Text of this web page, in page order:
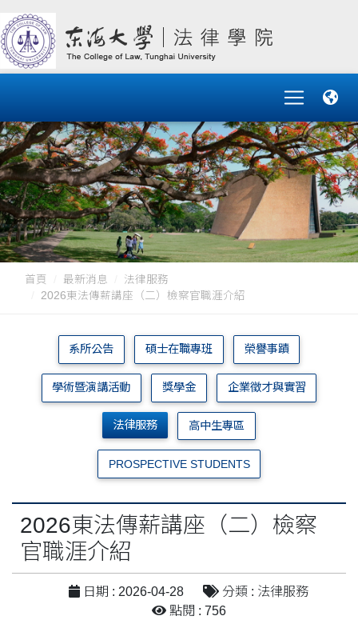
首頁 最新消息
法律服務
2026東法傳薪講座（二）檢察官職涯介紹
系所公告 碩士在職專班 榮譽事蹟
學術暨演講活動 獎學金 企業徵才與實習
法律服務 高中生專區
PROSPECTIVE STUDENTS
2026東法傳薪講座（二）檢察
官職涯介紹
日期 : 2026-04-28
分類 : 法律服務
點閱 : 756